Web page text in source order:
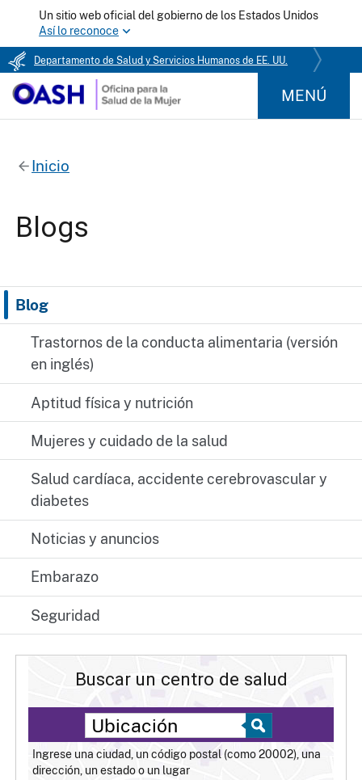
Un sitio web oficial del gobierno de los Estados Unidos
Así lo reconoce
Departamento de Salud y Servicios Humanos de EE. UU.
MENÚ
Inicio
Blog
Trastornos de la conducta alimentaria (versión
en inglés)
Aptitud física y nutrición
Mujeres y cuidado de la salud
Salud cardíaca, accidente cerebrovascular y
diabetes
Noticias y anuncios
Embarazo
Seguridad
Buscar un centro de salud
Ingrese una ciudad, un código postal (como 20002), una
dirección, un estado o un lugar
Blogs